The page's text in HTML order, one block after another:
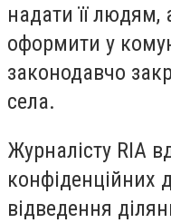
надати її людям,
оформити у
законодавчо
села.
Журналісту RIA
конфіденційних
відведення